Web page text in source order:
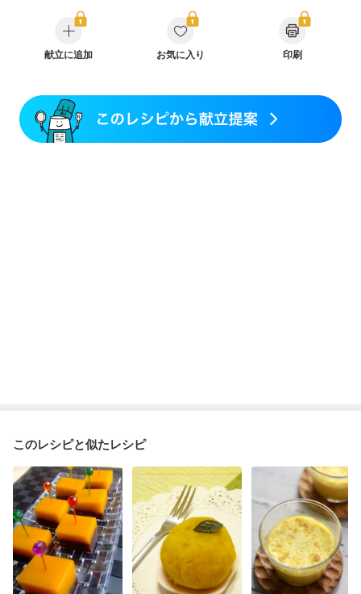
乳がん（抗がん剤治療中）
乳がん（ホルモン療法中）
乳がん（放射線治療中）
乳がん治療を終えた方・経過観察中の方など
大腸がん治療を終えた方・経過観察中の方
大腸がん（抗がん剤治療中）
大腸がん（放射線治療中）
味の感じ方が変わった
献立に追加 お気に入り 印刷
このレシピと似たレシピ